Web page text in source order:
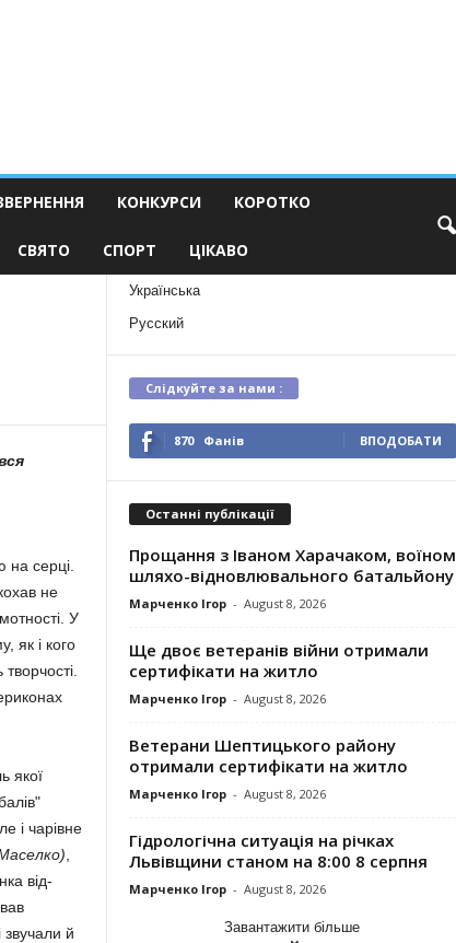
КОНКУРСИ КОРОТКО
СВЯТО СПОРТ ЦІКАВО
на серці.
не
У
як і кого
якої
і чарівне
від­
й
Українська
Русский
Слідкуйте за нами :
870 Фанів ВПОДОБАТИ
Останні публікації
Прощання з Іваном Харачаком, воїном
шляхо-відновлювального батальйону
Марченко Ігор - August 8, 2026
Ще двоє ветеранів війни отримали
сертифікати на житло
Марченко Ігор - August 8, 2026
Ветерани Шептицького району
отримали сертифікати на житло
Марченко Ігор - August 8, 2026
Гідрологічна ситуація на річках
Львівщини станом на 8:00 8 серпня
Марченко Ігор - August 8, 2026
Завантажити більше